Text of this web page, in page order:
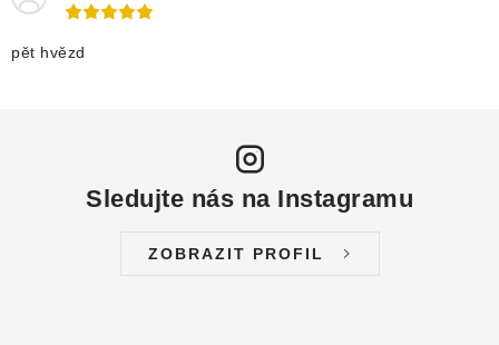
pět hvězd
Sledujte nás na Instagramu
ZOBRAZIT PROFIL